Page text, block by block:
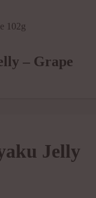
102g
– Grape
Jelly